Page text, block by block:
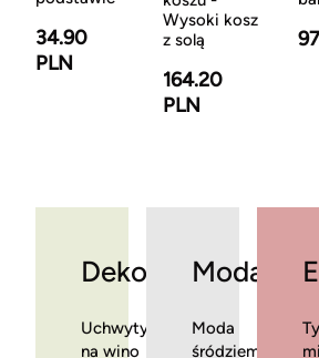
34.90
PLN
Wysoki kosz
z solą
164.20
PLN
Dekoracje
Uchwyty
na wino
Moda
Moda